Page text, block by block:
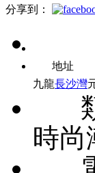
分享到：
地址
九龍長沙灣
類
時尚